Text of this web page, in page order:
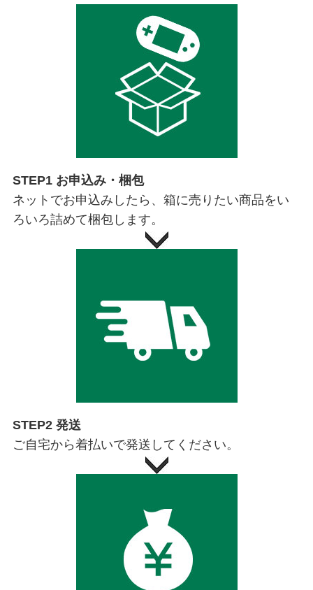
STEP1 お申込み・梱包
ネットでお申込みしたら、箱に売りたい商品をい
ろいろ詰めて梱包します。
STEP2 発送
ご自宅から着払いで発送してください。